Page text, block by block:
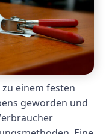
einem festen
geworden und